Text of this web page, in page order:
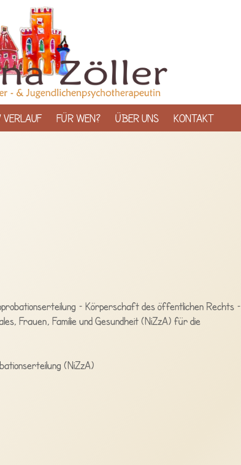
FÜR WEN? ÜBER UNS KONTAKT
– Körperschaft des öffentlichen Rechts –
Frauen, Familie und Gesundheit (NiZzA) für die
(NiZzA)